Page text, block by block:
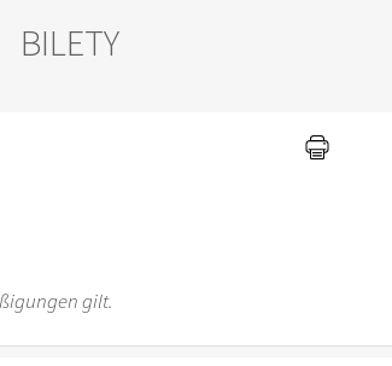
BILETY
gilt.